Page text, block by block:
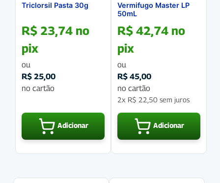
Triclorsil Pasta 30g
R$ 23,74 no
pix
ou
R$ 25,00
no cartão
Adicionar
Vermifugo Master LP
50mL
R$ 42,74 no
pix
ou
R$ 45,00
no cartão
2x R$ 22,50 sem juros
Adicionar